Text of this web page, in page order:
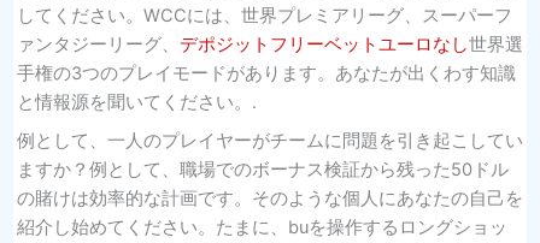
してください。WCCには、世界プレミアリーグ、スーパーフ
ァンタジーリーグ、 デポジットフリーベットユーロなし世界選
手権の3つのプレイモードがあります。あなたが出くわす知識
と情報源を聞いてください。.
例として、一人のプレイヤーがチームに問題を引き起こしてい
ますか？例として、職場でのボーナス検証から残った50ドル
の賭けは効率的な計画です。そのような個人にあなたの自己を
紹介し始めてください。たまに、buを操作するロングショッ